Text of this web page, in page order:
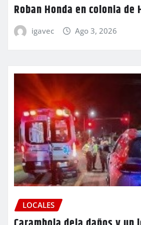
Roban Honda en colonia de
igavec Ago 3, 2026
LOCALES